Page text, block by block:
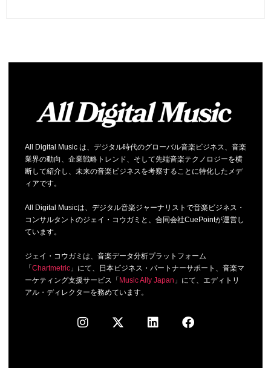
All Digital Music は、デジタル時代のグローバル音楽ビジネス、音楽
業界の動向、企業戦略トレンド、そして先端音楽テクノロジーを横
断して紹介し、未来の音楽ビジネスを考察することに特化したメデ
ィアです。
All Digital Musicは、デジタル音楽ジャーナリストで音楽ビジネス・
コンサルタントのジェイ・コウガミと、合同会社CuePointが運営し
ています。
ジェイ・コウガミは、音楽データ分析プラットフォーム
「 Chartmetric」にて、日本ビジネス・パートナーサポート、音楽マ
ーケティング支援サービス「 Music Ally Japan 」にて、エディトリ
アル・ディレクターを務めています。